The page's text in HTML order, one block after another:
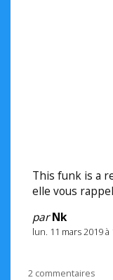
This funk is a
elle vous
parNk
lun. 11 mars 2019
2 commentaires